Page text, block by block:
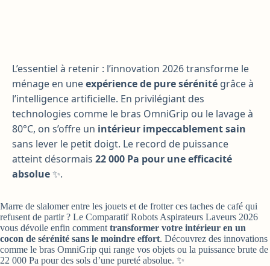
L’essentiel à retenir : l’innovation 2026 transforme le
ménage en uneexpérience de pure sérénité grâce à
l’intelligence artificielle. En privilégiant des
technologies comme le bras OmniGrip ou le lavage à
80°C, on s’offre un intérieur impeccablement sain
sans lever le petit doigt. Le record de puissance
atteint désormais 22 000 Pa pour une efficacité
absolue✨.
Marre de slalomer entre les jouets et de frotter ces taches de café qui
refusent de partir ? Le Comparatif Robots Aspirateurs Laveurs 2026
vous dévoile enfin comment transformer votre intérieur en un
cocon de sérénité sans le moindre effort. Découvrez des innovations
comme le bras OmniGrip qui range vos objets ou la puissance brute de
22 000 Pa pour des sols d’une pureté absolue. ✨